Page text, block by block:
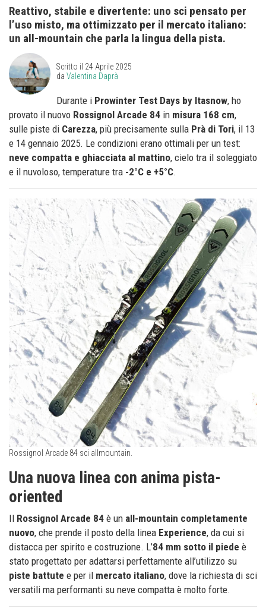
Reattivo, stabile e divertente: uno sci pensato per
l’uso misto, ma ottimizzato per il mercato italiano:
un all-mountain che parla la lingua della pista.
Scritto il 24 Aprile 2025
da Valentina Daprà
Durante i Prowinter Test Days by Itasnow, ho
provato il nuovo Rossignol Arcade 84 in misura 168 cm,
sulle piste di Carezza, più precisamente sulla Prà di Tori, il 13
e 14 gennaio 2025. Le condizioni erano ottimali per un test:
neve compatta e ghiacciata al mattino, cielo tra il soleggiato
e il nuvoloso, temperature tra -2°C e +5°C.
Rossignol Arcade 84 sci allmountain.
Una nuova linea con anima pista-
oriented
Il Rossignol Arcade 84 è un all-mountain completamente
nuovo, che prende il posto della linea Experience, da cui si
distacca per spirito e costruzione. L’84 mm sotto il piede è
stato progettato per adattarsi perfettamente all’utilizzo su
piste battute e per il mercato italiano, dove la richiesta di sci
versatili ma performanti su neve compatta è molto forte.